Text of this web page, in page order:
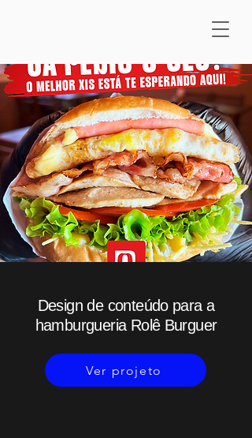
Design de conteúdo para a
hamburgueria Rolê Burguer
Ver projeto